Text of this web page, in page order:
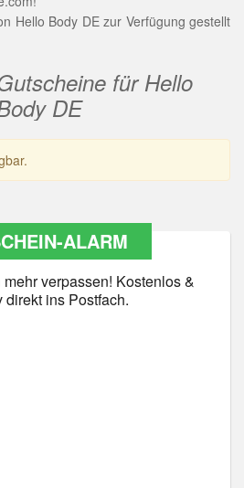
Hello Body DE zur Verfügung gestellt
für Hello
DE
ALARM
verpassen! Kostenlos &
direkt ins Postfach.